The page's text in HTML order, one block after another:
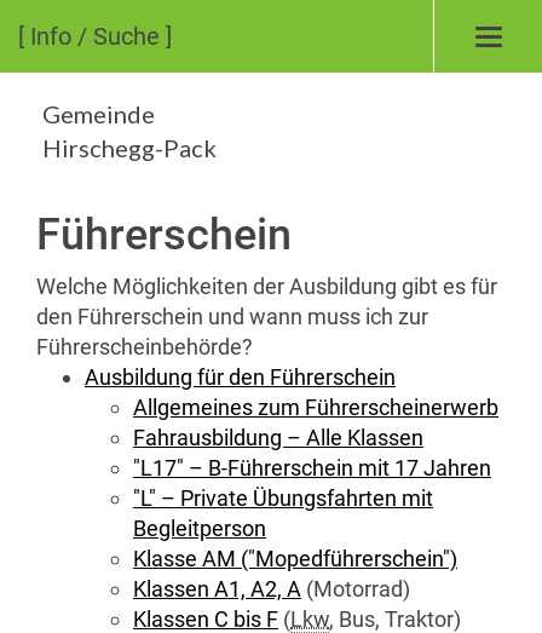
[ Info / Suche ]
Gemeinde
Hirschegg-Pack
Führerschein
Welche Möglichkeiten der Ausbildung gibt es für
den Führerschein und wann muss ich zur
Führerscheinbehörde?
Ausbildung für den Führerschein
Allgemeines zum Führerscheinerwerb
Fahrausbildung – Alle Klassen
"L17" – B-Führerschein mit 17 Jahren
"L" – Private Übungsfahrten mit
Begleitperson
Klasse AM ("Mopedführerschein")
Klassen A1, A2, A (Motorrad)
Klassen C bis F (Lkw, Bus, Traktor)